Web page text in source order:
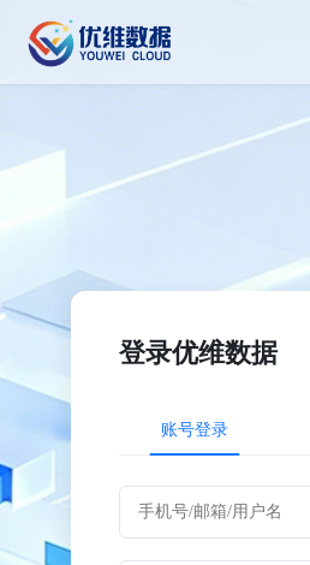
登录优维数据
账号登录